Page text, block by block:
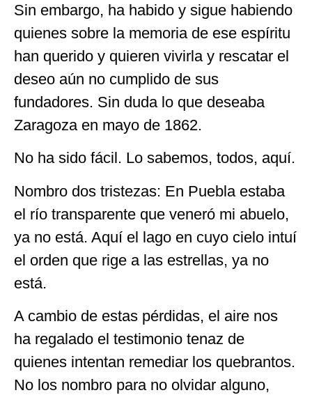
Sin embargo, ha habido y sigue habiendo
quienes sobre la memoria de ese espíritu
han querido y quieren vivirla y rescatar el
deseo aún no cumplido de sus
fundadores. Sin duda lo que deseaba
Zaragoza en mayo de 1862.
No ha sido fácil. Lo sabemos, todos, aquí.
Nombro dos tristezas: En Puebla estaba
el río transparente que veneró mi abuelo,
ya no está. Aquí el lago en cuyo cielo intuí
el orden que rige a las estrellas, ya no
está.
A cambio de estas pérdidas, el aire nos
ha regalado el testimonio tenaz de
quienes intentan remediar los quebrantos.
No los nombro para no olvidar alguno,